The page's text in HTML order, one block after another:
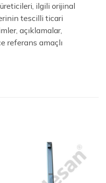
ilgili orijinal
tescilli ticari
açıklamalar,
referans amaçlı